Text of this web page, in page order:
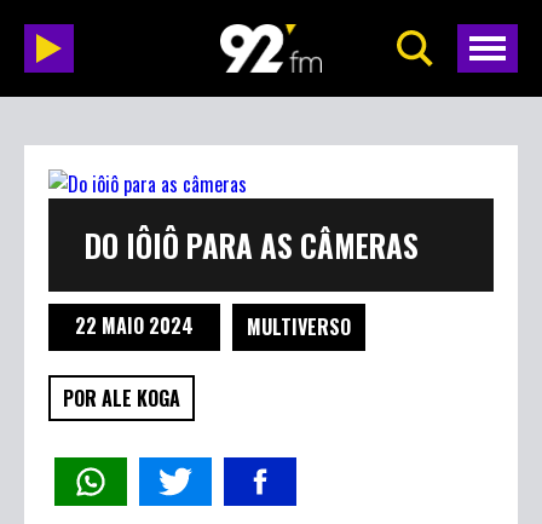
DO IÔIÔ PARA AS CÂMERAS
22 MAIO 2024 MULTIVERSO
POR ALE KOGA